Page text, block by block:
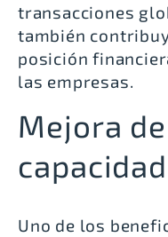
transacciones
también
posición
las empresas.
Mejora
Uno de los